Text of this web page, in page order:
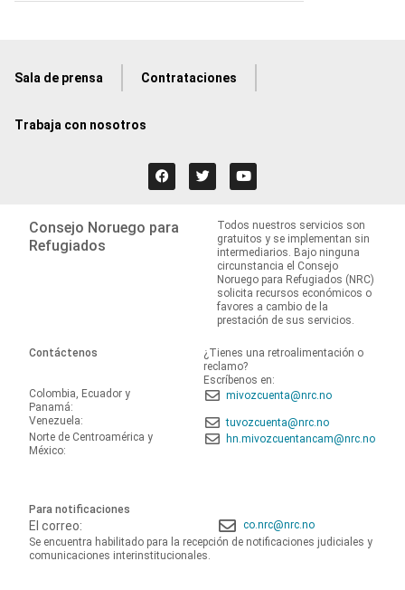
Sala de prensa Contrataciones
Trabaja con nosotros
Consejo Noruego para
Refugiados
Todos nuestros servicios son
gratuitos y se implementan sin
intermediarios. Bajo ninguna
circunstancia el Consejo
Noruego para Refugiados (NRC)
solicita recursos económicos o
favores a cambio de la
prestación de sus servicios.
Contáctenos
¿Tienes una retroalimentación o
reclamo?
Escríbenos en:
Colombia, Ecuador y
Panamá:
mivozcuenta@nrc.no
Venezuela:
tuvozcuenta@nrc.no
Norte de Centroamérica y
México:
hn.mivozcuentancam@nrc.no
Para notificaciones
El correo:
co.nrc@nrc.no
Se encuentra habilitado para la recepción de notificaciones judiciales y
comunicaciones interinstitucionales.